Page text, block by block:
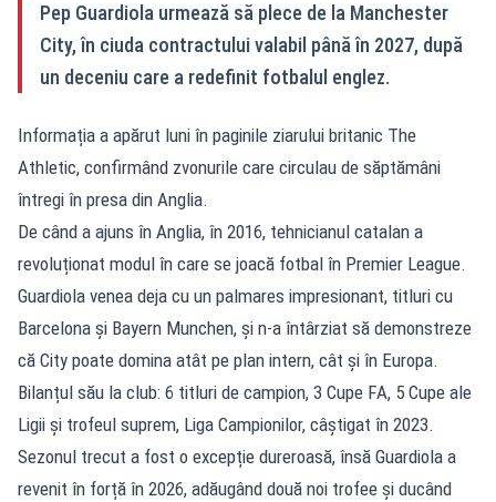
Pep Guardiola urmează să plece de la Manchester
City, în ciuda contractului valabil până în 2027, după
un deceniu care a redefinit fotbalul englez.
Informația a apărut luni în paginile ziarului britanic The
Athletic, confirmând zvonurile care circulau de săptămâni
întregi în presa din Anglia.
De când a ajuns în Anglia, în 2016, tehnicianul catalan a
revoluționat modul în care se joacă fotbal în Premier League.
Guardiola venea deja cu un palmares impresionant, titluri cu
Barcelona și Bayern Munchen, și n-a întârziat să demonstreze
că City poate domina atât pe plan intern, cât și în Europa.
Bilanțul său la club: 6 titluri de campion, 3 Cupe FA, 5 Cupe ale
Ligii și trofeul suprem, Liga Campionilor, câștigat în 2023.
Sezonul trecut a fost o excepție dureroasă, însă Guardiola a
revenit în forță în 2026, adăugând două noi trofee și ducând